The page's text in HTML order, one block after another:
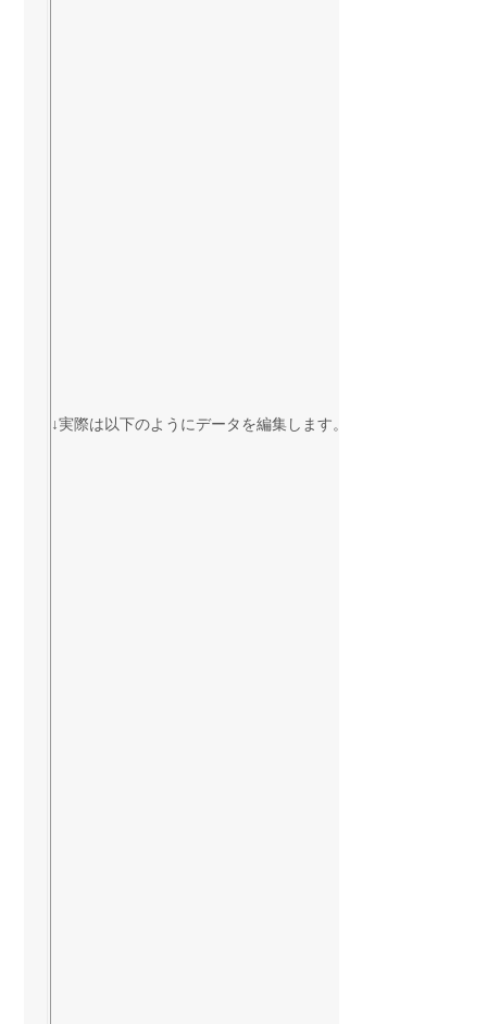
↓実際は以下のようにデータを編集します。